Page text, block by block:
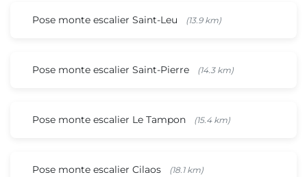
Pose monte escalier Saint-Leu (13.9 km)
Pose monte escalier Saint-Pierre (14.3 km)
Pose monte escalier Le Tampon (15.4 km)
Pose monte escalier Cilaos (18.1 km)